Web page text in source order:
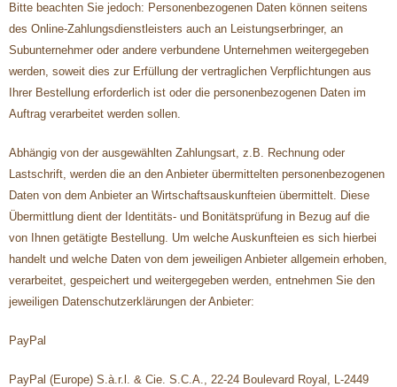
Bitte beachten Sie jedoch: Personenbezogenen Daten können seitens
des Online-Zahlungsdienstleisters auch an Leistungserbringer, an
Subunternehmer oder andere verbundene Unternehmen weitergegeben
werden, soweit dies zur Erfüllung der vertraglichen Verpflichtungen aus
Ihrer Bestellung erforderlich ist oder die personenbezogenen Daten im
Auftrag verarbeitet werden sollen.
Abhängig von der ausgewählten Zahlungsart, z.B. Rechnung oder
Lastschrift, werden die an den Anbieter übermittelten personenbezogenen
Daten von dem Anbieter an Wirtschaftsauskunfteien übermittelt. Diese
Übermittlung dient der Identitäts- und Bonitätsprüfung in Bezug auf die
von Ihnen getätigte Bestellung. Um welche Auskunfteien es sich hierbei
handelt und welche Daten von dem jeweiligen Anbieter allgemein erhoben,
verarbeitet, gespeichert und weitergegeben werden, entnehmen Sie den
jeweiligen Datenschutzerklärungen der Anbieter:
PayPal
PayPal (Europe) S.à.r.l. & Cie. S.C.A., 22-24 Boulevard Royal, L-2449